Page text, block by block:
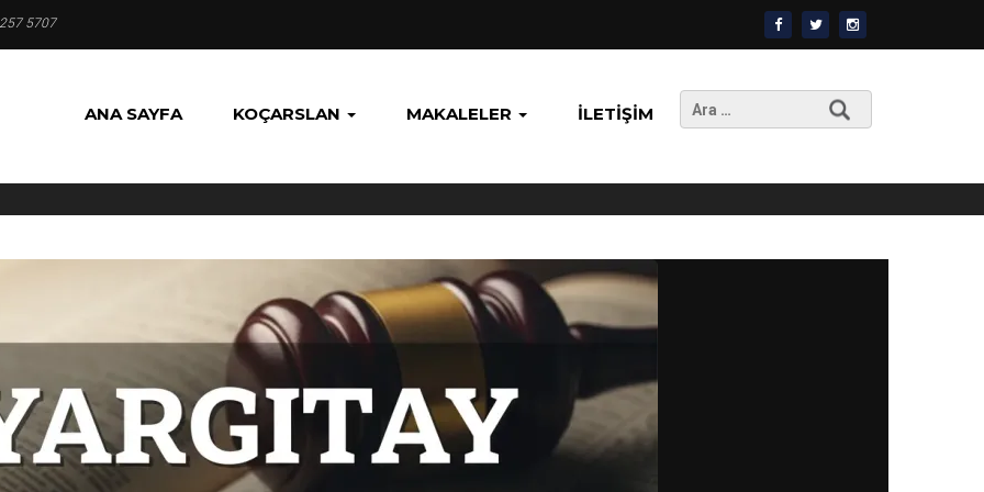
5707
ANA SAYFA KOÇARSLAN MAKALELER İLETIŞIM
Arama: